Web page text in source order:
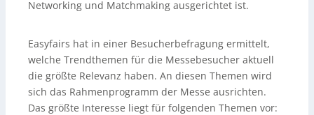
Networking und Matchmaking ausgerichtet ist.
Easyfairs hat in einer Besucherbefragung ermittelt,
welche Trendthemen für die Messebesucher aktuell
die größte Relevanz haben. An diesen Themen wird
sich das Rahmenprogramm der Messe ausrichten.
Das größte Interesse liegt für folgenden Themen vor: